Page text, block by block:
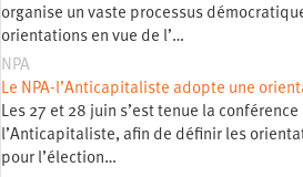
organise un vaste processus
orientations en vue de l’…
NPA
Le NPA-l’Anticapitaliste adopte une
Les 27 et 28 juin s’est tenue la
l’Anticapitaliste, afin de définir les
pour l’élection…